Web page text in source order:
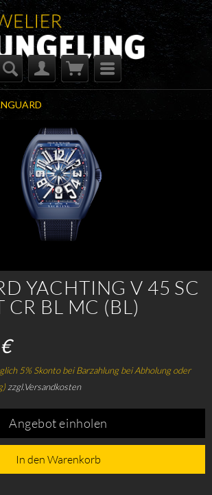
YACHTING V 45 SC
CR BL MC (BL)
5% Skonto bei Barzahlung bei Abholung oder
zzgl.Versandkosten
Angebot einholen
In den Warenkorb